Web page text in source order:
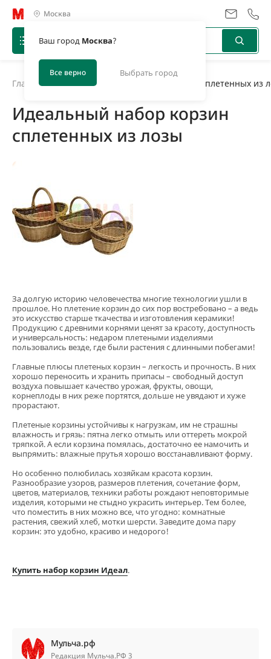
Москва
Ваш город Москва?
Все верно Выбрать город
Главная Идеальный набор корзин сплетенных из
Идеальный набор корзин
сплетенных из лозы
За долгую историю человечества многие технологии ушли в
прошлое. Но плетение корзин до сих пор востребовано – а ведь
это искусство старше ткачества и изготовления керамики!
Продукцию с древними корнями ценят за красоту, доступность
и универсальность: недаром плетеными изделиями
пользовались везде, где были растения с длинными побегами!
Главные плюсы плетеных корзин – легкость и прочность. В них
хорошо переносить и хранить припасы – свободный доступ
воздуха повышает качество урожая, фрукты, овощи,
корнеплоды в них реже портятся, дольше не увядают и хуже
прорастают.
Плетеные корзины устойчивы к нагрузкам, им не страшны
влажность и грязь: пятна легко отмыть или оттереть мокрой
тряпкой. А если корзина помялась, достаточно ее намочить и
выпрямить: влажные прутья хорошо восстанавливают форму.
Но особенно полюбилась хозяйкам красота корзин.
Разнообразие узоров, размеров плетения, сочетание форм,
цветов, материалов, техники работы рождают неповторимые
изделия, которыми не стыдно украсить интерьер. Тем более,
что поместить в них можно все, что угодно: комнатные
растения, свежий хлеб, мотки шерсти. Заведите дома пару
корзин: это удобно, красиво и недорого!
Купить набор корзин Идеал.
Мульча.рф
Редакция Мульча.РФ 3